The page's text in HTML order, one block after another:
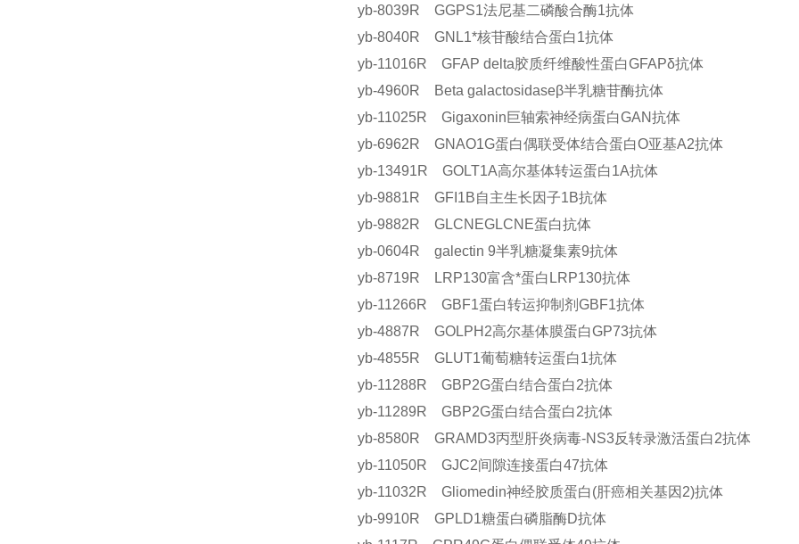
yb-8039R GGPS1法尼基二磷酸合酶1抗体
yb-8040R GNL1*核苷酸结合蛋白1抗体
yb-11016R GFAP delta胶质纤维酸性蛋白GFAPδ抗体
yb-4960R Beta galactosidaseβ半乳糖苷酶抗体
yb-11025R Gigaxonin巨轴索神经病蛋白GAN抗体
yb-6962R GNAO1G蛋白偶联受体结合蛋白O亚基A2抗体
yb-13491R GOLT1A高尔基体转运蛋白1A抗体
yb-9881R GFI1B自主生长因子1B抗体
yb-9882R GLCNEGLCNE蛋白抗体
yb-0604R galectin 9半乳糖凝集素9抗体
yb-8719R LRP130富含*蛋白LRP130抗体
yb-11266R GBF1蛋白转运抑制剂GBF1抗体
yb-4887R GOLPH2高尔基体膜蛋白GP73抗体
yb-4855R GLUT1葡萄糖转运蛋白1抗体
yb-11288R GBP2G蛋白结合蛋白2抗体
yb-11289R GBP2G蛋白结合蛋白2抗体
yb-8580R GRAMD3丙型肝炎病毒-NS3反转录激活蛋白2抗体
yb-11050R GJC2间隙连接蛋白47抗体
yb-11032R Gliomedin神经胶质蛋白(肝癌相关基因2)抗体
yb-9910R GPLD1糖蛋白磷脂酶D抗体